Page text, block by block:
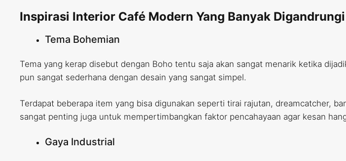
Inspirasi Interior Café Modern Yang Banyak
Tema Bohemian
Tema yang kerap disebut dengan Boho tentu saja akan sangat menarik ketika
pun sangat sederhana dengan desain yang sangat simpel.
Terdapat beberapa item yang bisa digunakan seperti tirai rajutan, dreamcatcher,
sangat penting juga untuk mempertimbangkan faktor pencahayaan agar kesan
Gaya Industrial